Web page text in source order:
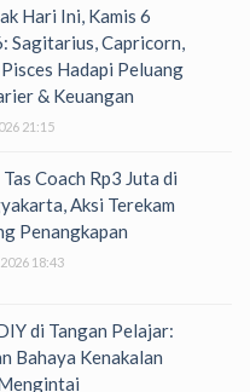
Hari Ini, Kamis 6
Sagitarius, Capricorn,
Hadapi Peluang
& Keuangan
21:15
Coach Rp3 Juta di
Aksi Terekam
Penangkapan
18:43
di Tangan Pelajar:
Bahaya Kenakalan